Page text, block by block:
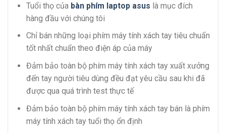
Tuổi thọ của bàn phím laptop asus là mục đích
hàng đầu với chúng tôi
Chỉ bán những loại phím máy tính xách tay tiêu chuẩn
tốt nhất chuẩn theo điện áp của máy
Đảm bảo toàn bộ phím máy tính xách tay xuất xưởng
đến tay người tiêu dùng đều đạt yêu cầu sau khi đã
được qua quá trình test thực tế
Đảm bảo toàn bộ phím máy tính xách tay bán là phím
máy tính xách tay tuổi thọ ổn định